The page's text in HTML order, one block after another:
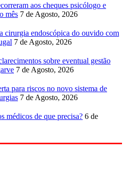
aos cheques psicólogo e
mês 7 de Agosto, 2026
cirurgia endoscópica do ouvido com
7 de Agosto, 2026
sobre eventual gestão
7 de Agosto, 2026
para riscos no novo sistema de
7 de Agosto, 2026
médicos de que precisa? 6 de